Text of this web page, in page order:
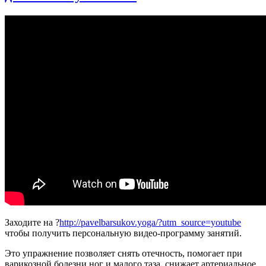
Заходите на ?http://pavelbarsukov.yoga/?utm_source=youtube
чтобы получить персональную видео-программу занятий.
Это упражнение позволяет снять отечность, помогает при